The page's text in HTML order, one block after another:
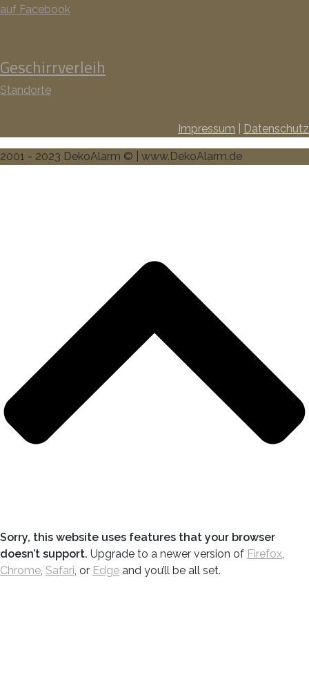
auf Facebook
Geschirrverleih
Standorte
Impressum Datenschutz
2001 - 2023 DekoAlarm © | www.DekoAlarm.de
Sorry, this website uses features that your browser
doesn’t support. Upgrade to a newer version of Firefox,
Chrome, Safari, or Edge and you’ll be all set.